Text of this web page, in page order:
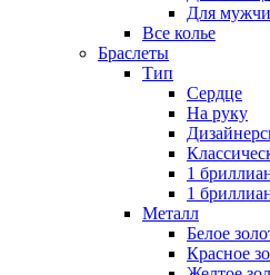
Для
Все колье
Браслеты
Тип
Сердце
На руку
1
1
Металл
Белое
Красное